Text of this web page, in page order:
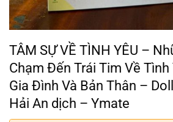
TÂM SỰ VỀ TÌNH YÊU –
Chạm Đến Trái Tim Về Tình
Gia Đình Và Bản Thân –
Hải An dịch – Ymate